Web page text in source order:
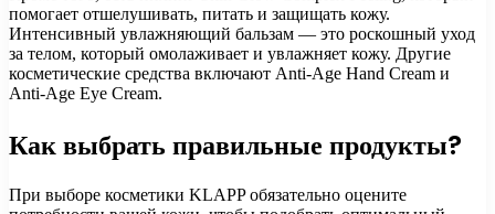
помогает отшелушивать, питать и защищать кожу.
Интенсивный увлажняющий бальзам — это роскошный уход
за телом, который омолаживает и увлажняет кожу. Другие
косметические средства включают Anti-Age Hand Cream и
Anti-Age Eye Cream.
Как выбрать правильные продукты?
При выборе косметики KLAPP обязательно оцените